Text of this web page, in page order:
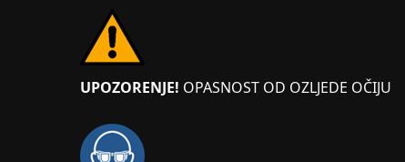
UPOZORENJE! OPASNOST OD OZLJEDE OČIJU